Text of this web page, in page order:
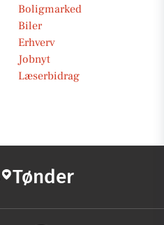
Boligmarked
Biler
Erhverv
Jobnyt
Læserbidrag
Tønder